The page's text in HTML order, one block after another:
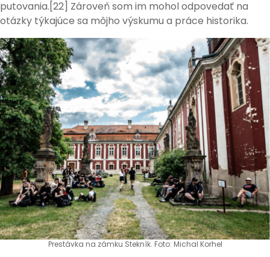
putovania.[22] Zároveň som im mohol odpovedať na
otázky týkajúce sa môjho výskumu a práce historika.
Prestávka na zámku Stekník. Foto: Michal Korhel